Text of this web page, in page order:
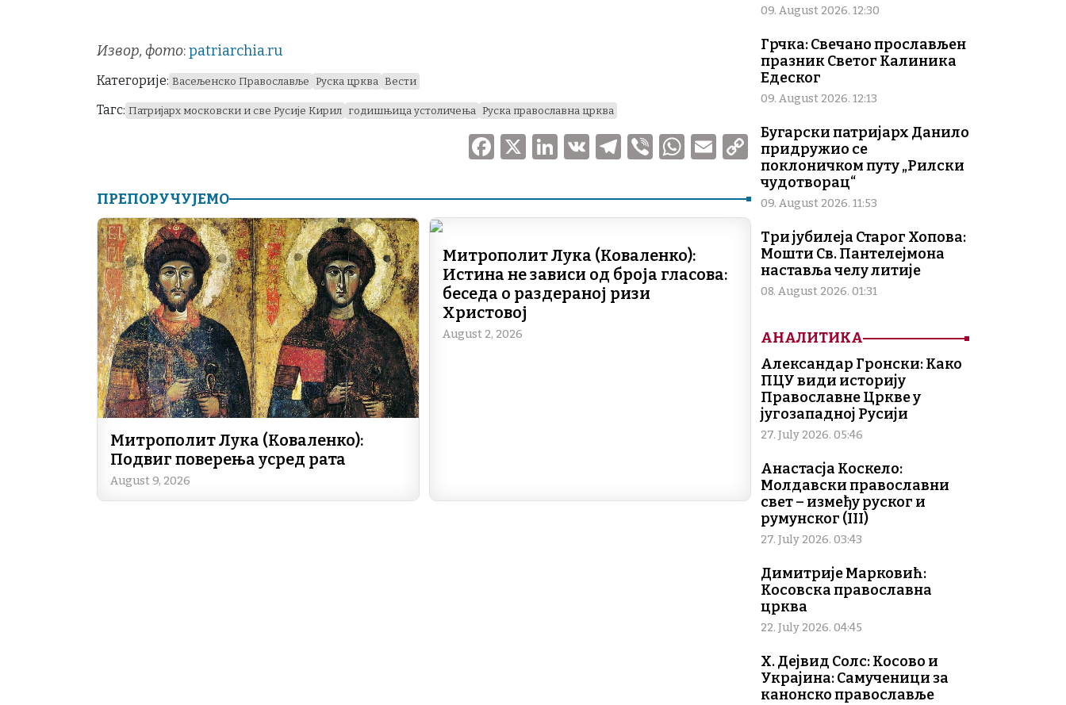
Извор, фото:patriarchia.ru
Категорије: Васељенско Православље Руска црква Вести
Тагс: Патријарх московски и све Русије Кирил годишњица устоличења Руска православна црква
F
a
c
e
b
o
o
k
X
Li
n
k
e
dI
n
V
K
T
el
e
gr
a
m
V
ib
er
W
h
at
s
A
p
E
m
ai
l
C
o
p
y
Li
n
k
ПРЕПОРУЧУЈЕМО
Митрополит Лука (Коваленко):
Подвиг поверења усред рата
August 9, 2026
Митрополит Лука (Коваленко):
Истина не зависи од броја гласова:
беседа о раздераној ризи
Христовој
August 2, 2026
09. August 2026. 12:30
Грчка: Свечано прослављен
празник Светог Калиника
Едеског
09. August 2026. 12:13
Бугарски патријарх Данило
придружио се
поклоничком путу „Рилски
чудотворац“
09. August 2026. 11:53
Три јубилеја Старог Хопова:
Мошти Св. Пантелејмона
наставља челу литије
08. August 2026. 01:31
АНАЛИТИКА
Александар Гронски: Како
ПЦУ види историју
Православне Цркве у
југозападној Русији
27. July 2026. 05:46
Анастасја Коскело:
Молдавски православни
свет – између руског и
румунског (III)
27. July 2026. 03:43
Димитрије Марковић:
Косовска православна
црква
22. July 2026. 04:45
Х. Дејвид Солс: Косово и
Украјина: Самученици за
канонско православље